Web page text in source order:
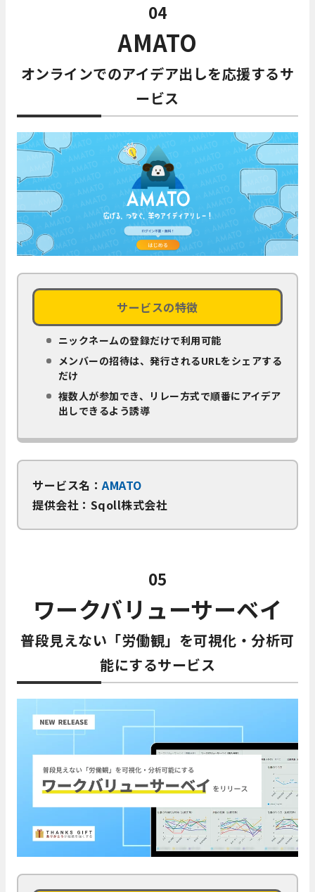
04
AMATO
オンラインでのアイデア出しを応援するサ
ービス
サービスの特徴
ニックネームの登録だけで利用可能
メンバーの招待は、発行されるURLをシェアする
だけ
複数人が参加でき、リレー方式で順番にアイデア
出しできるよう誘導
サービス名：AMATO
提供会社：Sqoll株式会社
05
ワークバリューサーベイ
普段見えない「労働観」を可視化・分析可
能にするサービス